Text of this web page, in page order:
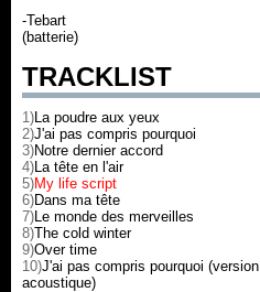
-Tebart
(batterie)
TRACKLIST
1)La poudre aux yeux
2)J'ai pas compris pourquoi
3)Notre dernier accord
4)La tête en l'air
5)My life script
6)Dans ma tête
7)Le monde des merveilles
8)The cold winter
9)Over time
10)J'ai pas compris pourquoi (version
acoustique)